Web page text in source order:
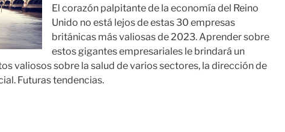
El corazón palpitante de la economía del Reino
Unido no está lejos de estas 30 empresas
británicas más valiosas de 2023. Aprender sobre
estos gigantes empresariales le brindará un
valiosos sobre la salud de varios sectores, la dirección de
Futuras tendencias.